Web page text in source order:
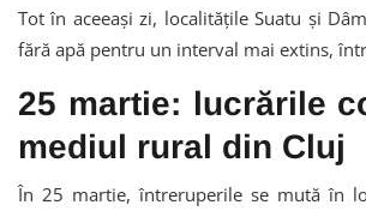
Tot în aceeași zi, localitățile Suatu și
fără apă pentru un interval mai extins,
25 martie: lucrările
mediul rural din Cluj
În 25 martie, întreruperile se mută în